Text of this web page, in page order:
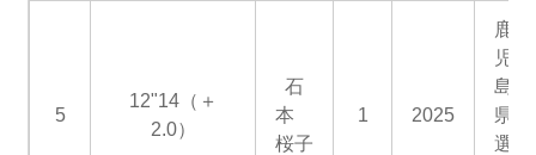
5
12"14（＋
2.0）
石
本
桜子
1 2025
鹿
児
島
県
選